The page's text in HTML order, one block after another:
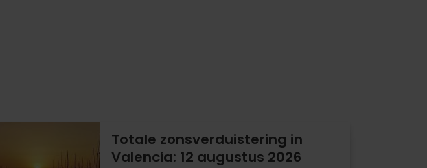
Totale zonsverduistering in
Valencia: 12 augustus 2026